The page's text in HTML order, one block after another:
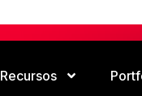
Recursos